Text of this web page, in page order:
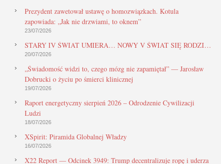
Prezydent zawetował ustawę o homozwiązkach. Kotula
zapowiada: „Jak nie drzwiami, to oknem”
23/07/2026
STARY IV ŚWIAT UMIERA… NOWY V ŚWIAT SIĘ RODZI…
20/07/2026
„Świadomość widzi to, czego mózg nie zapamiętał” — Jarosław
Dobrucki o życiu po śmierci klinicznej
19/07/2026
Raport energetyczny sierpień 2026 – Odrodzenie Cywilizacji
Ludzi
18/07/2026
XSpirit: Piramida Globalnej Władzy
16/07/2026
X22 Report — Odcinek 3949: Trump decentralizuje ropę i uderza